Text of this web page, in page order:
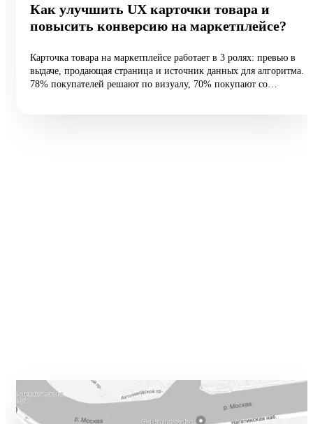
Как улучшить UX карточки товара и
повысить конверсию на маркетплейсе?
Карточка товара на маркетплейсе работает в 3 ролях: превью в
выдаче, продающая страница и источник данных для алгоритма.
78% покупателей решают по визуалу, 70% покупают со